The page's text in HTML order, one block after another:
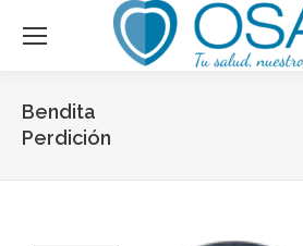
Bendita
Perdición